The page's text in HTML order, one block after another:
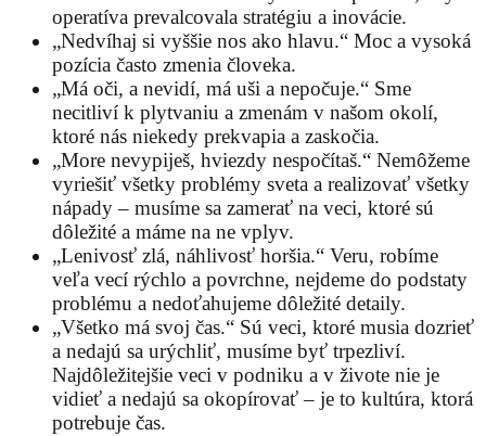
operatíva prevalcovala stratégiu a inovácie.
„Nedvíhaj si vyššie nos ako hlavu.“ Moc a vysoká
pozícia často zmenia človeka.
„Má oči, a nevidí, má uši a nepočuje.“ Sme
necitliví k plytvaniu a zmenám v našom okolí,
ktoré nás niekedy prekvapia a zaskočia.
„More nevypiješ, hviezdy nespočítaš.“ Nemôžeme
vyriešiť všetky problémy sveta a realizovať všetky
nápady – musíme sa zamerať na veci, ktoré sú
dôležité a máme na ne vplyv.
„Lenivosť zlá, náhlivosť horšia.“ Veru, robíme
veľa vecí rýchlo a povrchne, nejdeme do podstaty
problému a nedoťahujeme dôležité detaily.
„Všetko má svoj čas.“ Sú veci, ktoré musia dozrieť
a nedajú sa urýchliť, musíme byť trpezliví.
Najdôležitejšie veci v podniku a v živote nie je
vidieť a nedajú sa okopírovať – je to kultúra, ktorá
potrebuje čas.